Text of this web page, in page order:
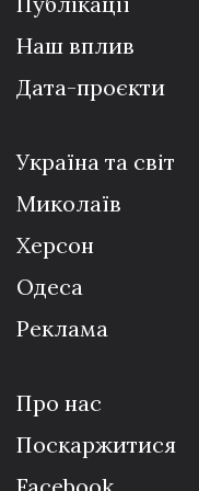
Наш вплив
Дата-проєкти
Україна та світ
Миколаїв
Херсон
Одеса
Реклама
Про нас
Поскаржитися